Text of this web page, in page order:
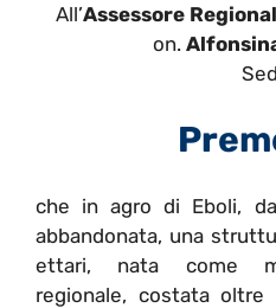
All’Assessore
on.
che in agro di Eboli,
abbandonata, una
ettari, nata come
regionale, costata